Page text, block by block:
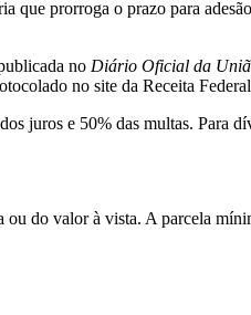
prorroga o prazo para
no Diário Oficial da
no site da Receita
juros e 50% das multas. Para
do valor à vista. A parcela